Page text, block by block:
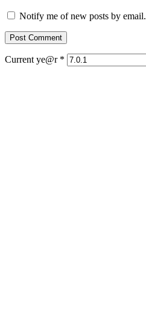
Notify me of new posts by email.
Current ye@r *